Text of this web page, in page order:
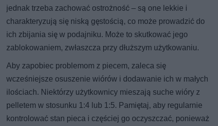
jednak trzeba zachować ostrożność – są one lekkie i
charakteryzują się niską gęstością, co może prowadzić do
ich zbijania się w podajniku. Może to skutkować jego
zablokowaniem, zwłaszcza przy dłuższym użytkowaniu.
Aby zapobiec problemom z piecem, zaleca się
wcześniejsze osuszenie wiórów i dodawanie ich w małych
ilościach. Niektórzy użytkownicy mieszają suche wióry z
pelletem w stosunku 1:4 lub 1:5. Pamiętaj, aby regularnie
kontrolować stan pieca i częściej go oczyszczać, ponieważ